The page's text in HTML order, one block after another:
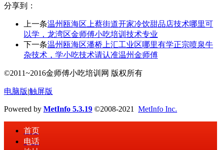
分享到：
上一条温州瓯海区上蔡街道开家冷饮甜品店技术哪里可
以学，龙湾区金师傅小吃培训技术专业
下一条温州瓯海区潘桥上汇工业区哪里有学正宗喷泉牛
杂技术，学小吃技术请认准温州金师傅
©2011~2016金师傅小吃培训网 版权所有
电脑版|触屏版
Powered by MetInfo 5.3.19 ©2008-2021 MetInfo Inc.
首页
电话